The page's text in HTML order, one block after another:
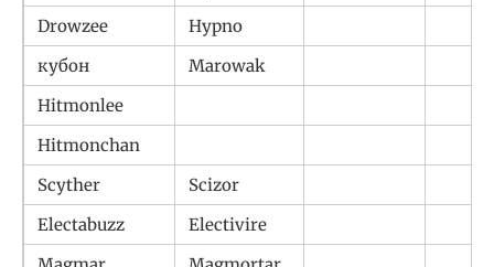
Drowzee
Hypno
кубон
Marowak
Hitmonlee
Hitmonchan
Scyther
Scizor
Electabuzz
Electivire